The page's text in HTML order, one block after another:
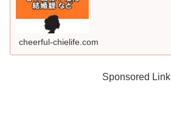
cheerful-chielife.com
Sponsored Link